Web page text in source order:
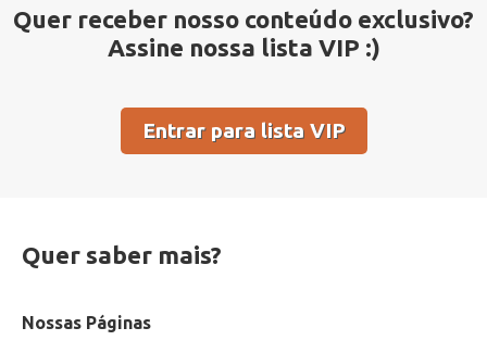
Quer receber nosso conteúdo exclusivo?
Assine nossa lista VIP :)
Entrar para lista VIP
Quer saber mais?
Nossas Páginas